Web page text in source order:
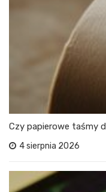
Czy papierowe taśmy
4 sierpnia 2026